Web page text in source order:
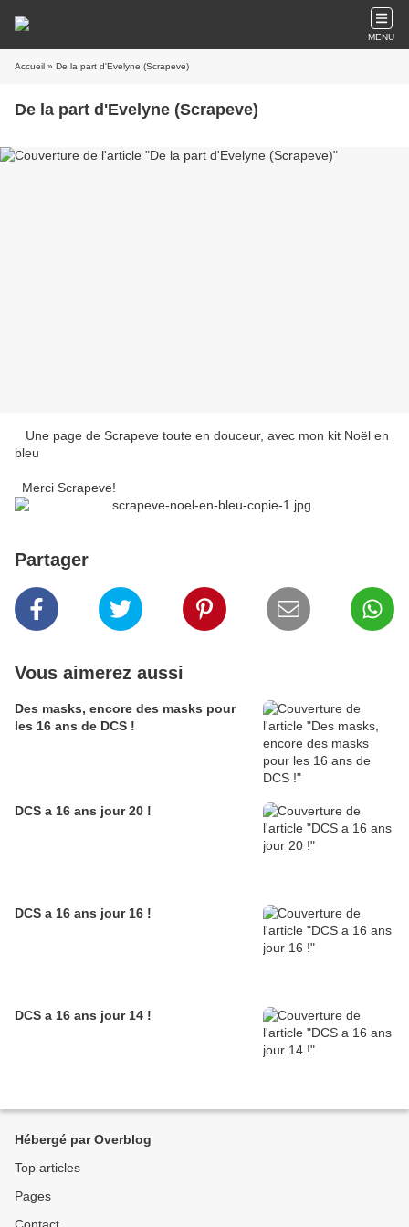
MENU
Accueil » De la part d'Evelyne (Scrapeve)
De la part d'Evelyne (Scrapeve)
Une page de Scrapeve toute en douceur, avec mon kit Noël en
bleu
Merci Scrapeve!
Partager
Vous aimerez aussi
Des masks, encore des masks pour
les 16 ans de DCS !
DCS a 16 ans jour 20 !
DCS a 16 ans jour 16 !
DCS a 16 ans jour 14 !
Hébergé par Overblog
Top articles
Pages